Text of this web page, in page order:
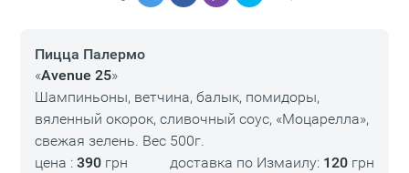
Пицца Палермо
«Avenue 25»
Шампиньоны, ветчина, балык, помидоры,
вяленный окорок, сливочный соус, «Моцарелла»,
свежая зелень. Вес 500г.
цена : 390грн доставка по Измаилу: 120 грн